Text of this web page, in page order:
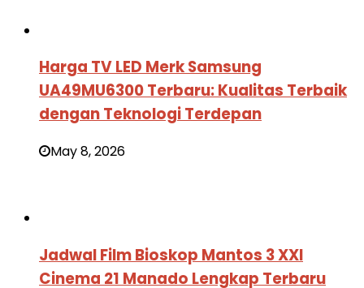
Harga TV LED Merk Samsung
UA49MU6300 Terbaru: Kualitas Terbaik
dengan Teknologi Terdepan
May 8, 2026
Jadwal Film Bioskop Mantos 3 XXI
Cinema 21 Manado Lengkap Terbaru